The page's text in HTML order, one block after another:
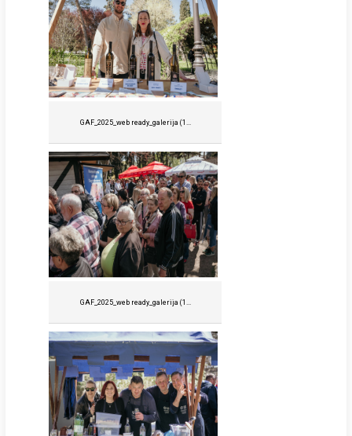
GAF_2025_web ready_galerija (1...
GAF_2025_web ready_galerija (1...